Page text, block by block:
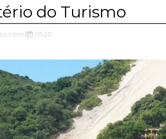
do Turismo
05:20